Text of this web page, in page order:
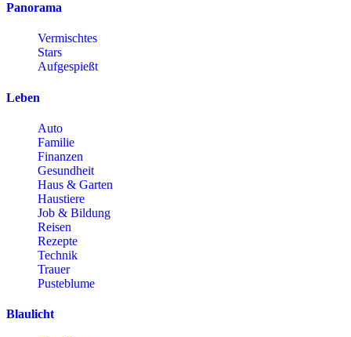
Panorama
Vermischtes
Stars
Aufgespießt
Leben
Auto
Familie
Finanzen
Gesundheit
Haus & Garten
Haustiere
Job & Bildung
Reisen
Rezepte
Technik
Trauer
Pusteblume
Blaulicht